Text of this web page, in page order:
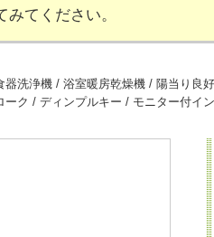
てください。
洗浄機 / 浴室暖房乾燥機 / 陽当り
ク / ディンプルキー / モニター付